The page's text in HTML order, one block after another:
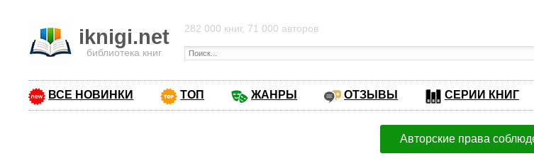
iknigi.net
библиотека книг
282 000 книг, 71 000 авторов
ВСЕ НОВИНКИ ТОП ЖАНРЫ ОТЗЫВЫ СЕРИИ КНИГ
Авторские права